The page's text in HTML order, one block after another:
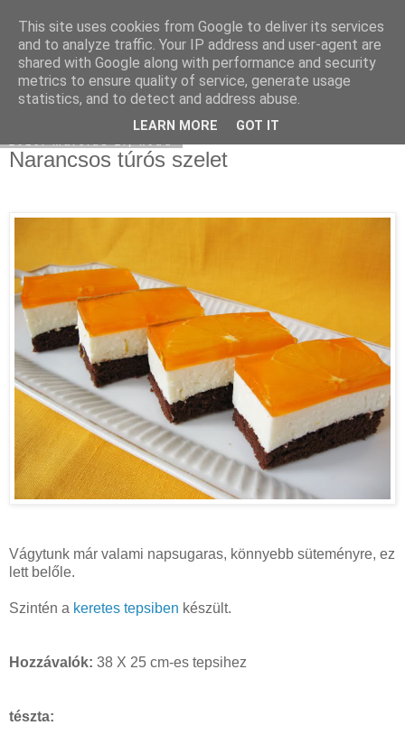
Moha Konyha
Narancsos túrós szelet
Vágytunk már valami napsugaras, könnyebb süteményre, ez
lett belőle.
Szintén a keretes tepsiben készült.
Hozzávalók: 38 X 25 cm-es tepsihez
tészta:
This site uses cookies from Google to deliver its services
and to analyze traffic. Your IP address and user-agent are
shared with Google along with performance and security
metrics to ensure quality of service, generate usage
statistics, and to detect and address abuse.
LEARN MORE GOT IT